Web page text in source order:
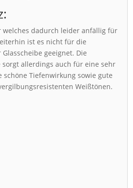
welches dadurch leider anfällig für
ist es nicht für die
geeignet. Die
sorgt allerdings auch für eine sehr
schöne Tiefenwirkung sowie gute
Weißtönen.